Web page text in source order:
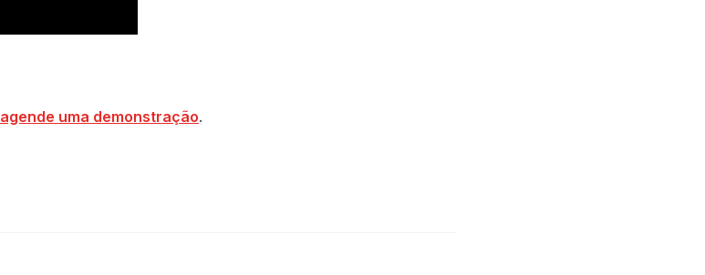
agende uma demonstração.